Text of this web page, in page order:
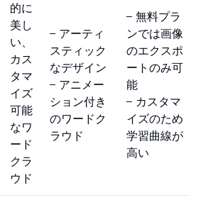
的に
美し
い、
カス
タマ
イズ
可能
なワ
ード
クラ
ウド
– アーティ
スティック
なデザイン
– アニメー
ション付き
のワードク
ラウド
– 無料プラ
ンでは画像
のエクスポ
ートのみ可
能
– カスタマ
イズのため
学習曲線が
高い